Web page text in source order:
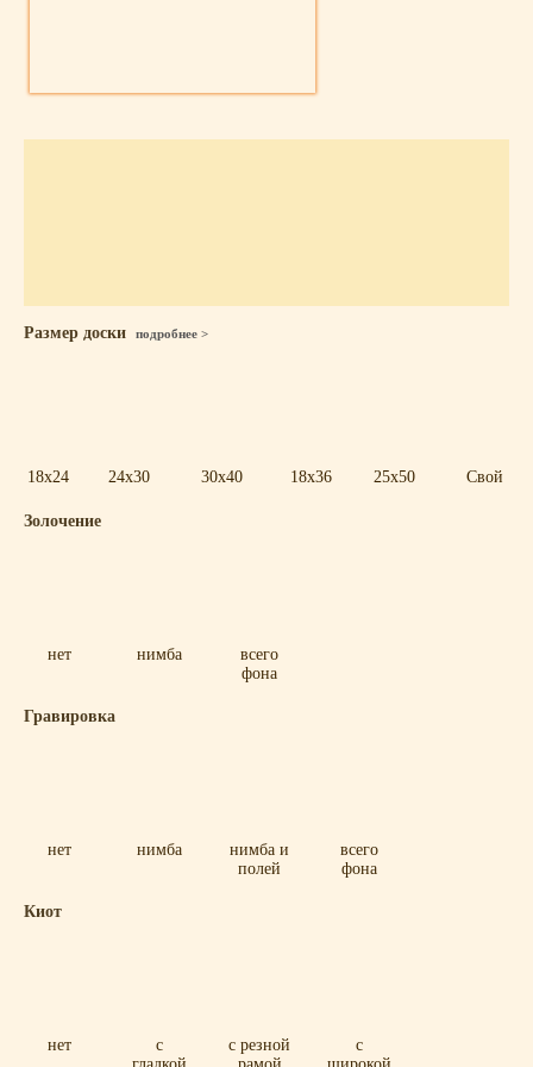
Размер доски подробнее >
18x24 24x30 30x40 18x36 25x50 Свой
Золочение
нет нимба
всего
фона
Гравировка
нет нимба
нимба и
полей
всего
фона
Киот
нет
с
с резной
с